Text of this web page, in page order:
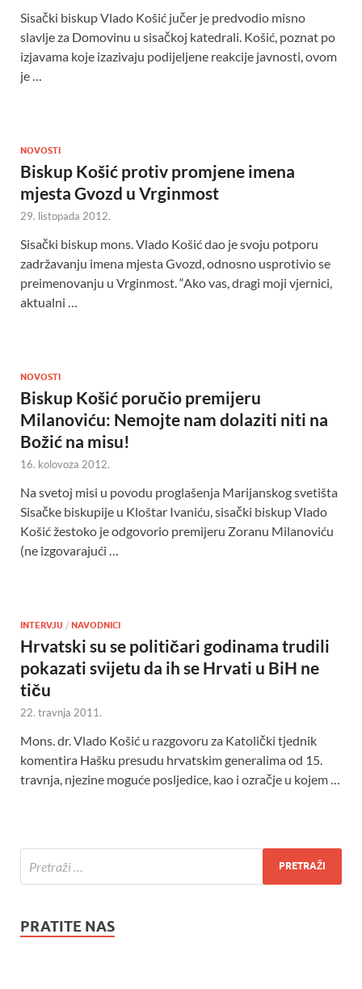
Sisački biskup Vlado Košić jučer je predvodio misno
slavlje za Domovinu u sisačkoj katedrali. Košić, poznat po
izjavama koje izazivaju podijeljene reakcije javnosti, ovom
je …
NOVOSTI
Biskup Košić protiv promjene imena
mjesta Gvozd u Vrginmost
29. listopada 2012.
Sisački biskup mons. Vlado Košić dao je svoju potporu
zadržavanju imena mjesta Gvozd, odnosno usprotivio se
preimenovanju u Vrginmost. “Ako vas, dragi moji vjernici,
aktualni …
NOVOSTI
Biskup Košić poručio premijeru
Milanoviću: Nemojte nam dolaziti niti na
Božić na misu!
16. kolovoza 2012.
Na svetoj misi u povodu proglašenja Marijanskog svetišta
Sisačke biskupije u Kloštar Ivaniću, sisački biskup Vlado
Košić žestoko je odgovorio premijeru Zoranu Milanoviću
(ne izgovarajući …
INTERVJU / NAVODNICI
Hrvatski su se političari godinama trudili
pokazati svijetu da ih se Hrvati u BiH ne
tiču
22. travnja 2011.
Mons. dr. Vlado Košić u razgovoru za Katolički tjednik
komentira Hašku presudu hrvatskim generalima od 15.
travnja, njezine moguće posljedice, kao i ozračje u kojem …
PRATITE NAS